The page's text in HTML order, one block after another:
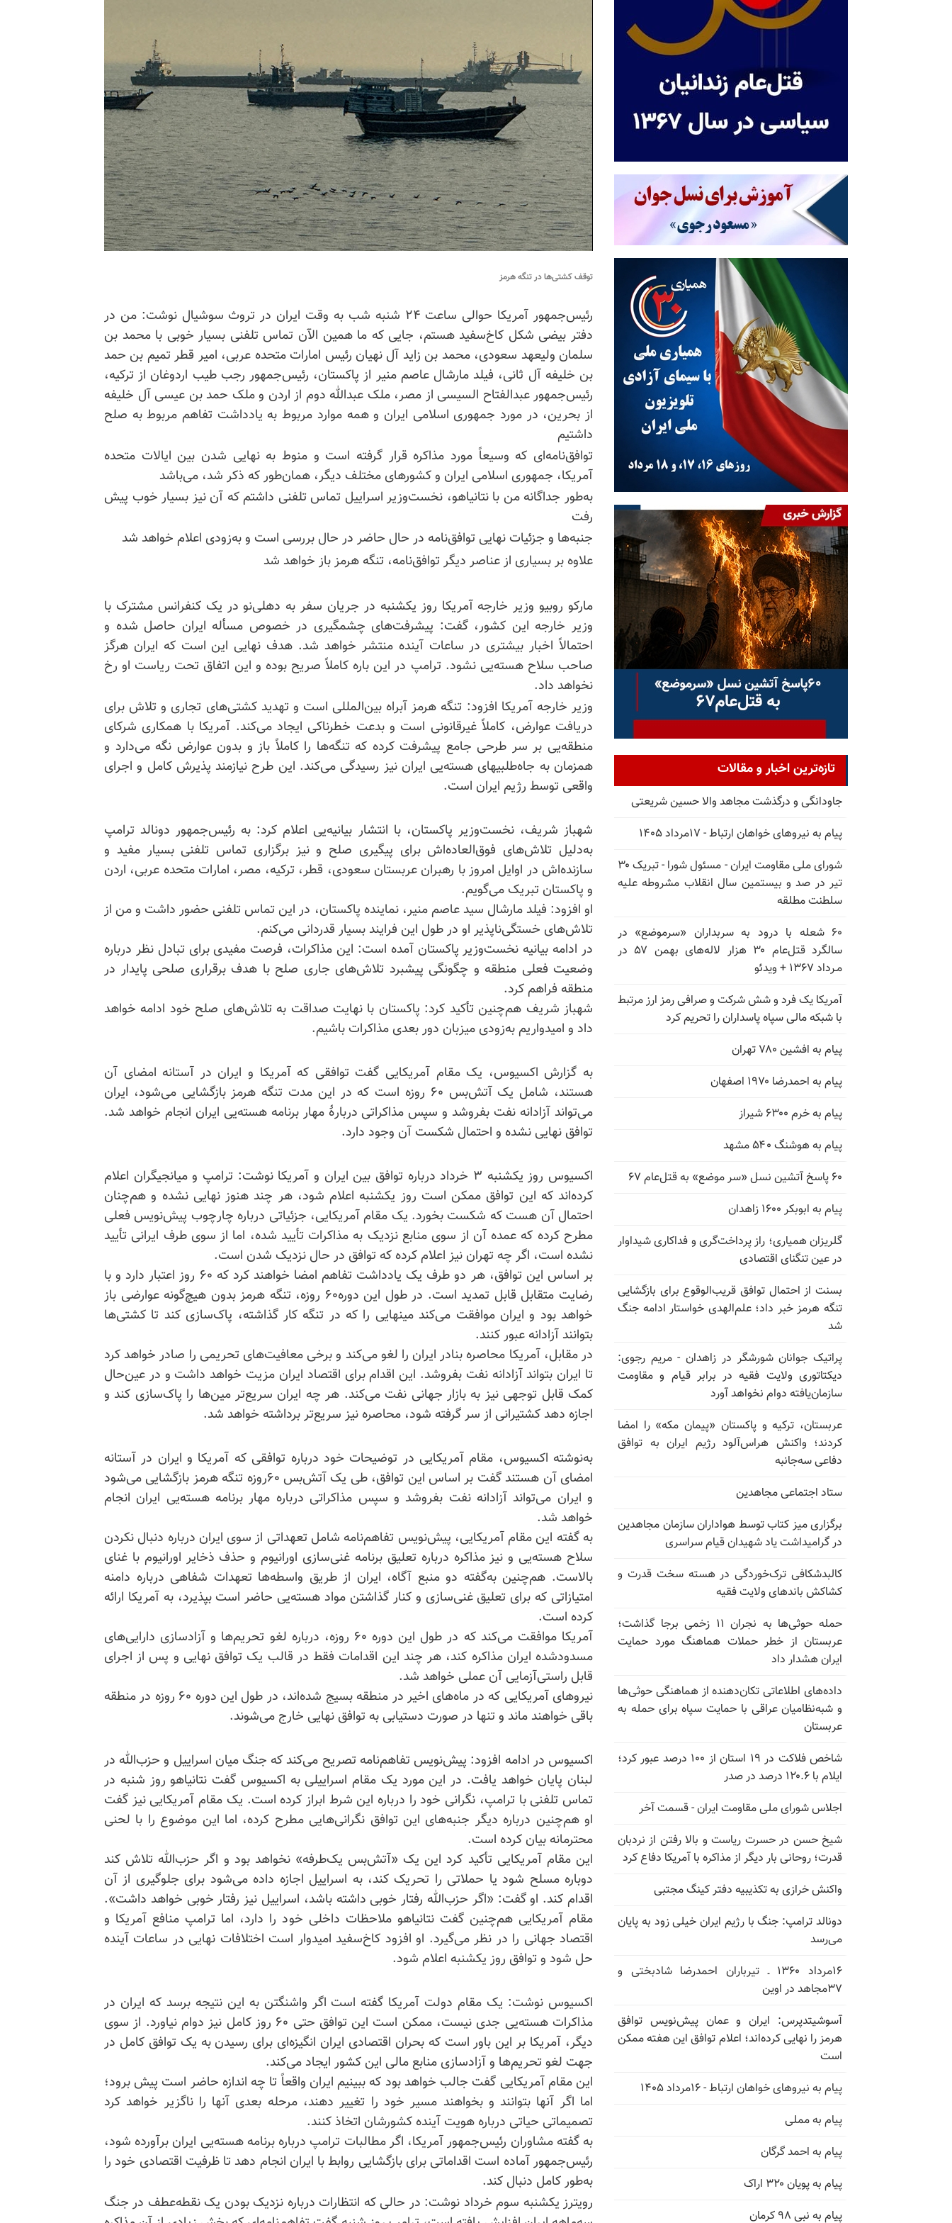
توقف کشتی‌ها در تنگه هرمز
رئیس‌جمهور آمریکا حوالی ساعت ۲۴ شنبه شب به وقت ایران در تروث سوشیال نوشت: من در
دفتر بیضی شکل کاخ‌سفید هستم، جایی که ما همین الآن تماس تلفنی بسیار خوبی با محمد بن
سلمان ولیعهد سعودی، محمد بن زاید آل نهیان رئیس امارات متحده عربی، امیر قطر تمیم بن حمد
بن خلیفه آل ثانی، فیلد مارشال عاصم منیر از پاکستان، رئیس‌جمهور رجب طیب اردوغان از ترکیه،
رئیس‌جمهور عبدالفتاح السیسی از مصر، ملک عبدالله دوم از اردن و ملک حمد بن عیسی آل خلیفه
از بحرین، در مورد جمهوری اسلامی ایران و همه موارد مربوط به یادداشت تفاهم مربوط به صلح
داشتیم
توافق‌نامه‌ای که وسیعاً مورد مذاکره قرار گرفته است و منوط به نهایی شدن بین ایالات متحده
آمریکا، جمهوری اسلامی ایران و کشورهای مختلف دیگر، همان‌طور که ذکر شد، می‌باشد
به‌طور جداگانه من با نتانیاهو، نخست‌وزیر اسراییل تماس تلفنی داشتم که آن نیز بسیار خوب پیش
رفت
جنبه‌ها و جزئیات نهایی توافق‌نامه در حال حاضر در حال بررسی است و به‌زودی اعلام خواهد شد
علاوه بر بسیاری از عناصر دیگر توافق‌نامه، تنگه هرمز باز خواهد شد
مارکو روبیو وزیر خارجه آمریکا روز یکشنبه در جریان سفر به دهلی‌نو در یک کنفرانس مشترک با
وزیر خارجه این کشور، گفت: پیشرفت‌های چشمگیری در خصوص مسأله ایران حاصل شده و
احتمالاً اخبار بیشتری در ساعات آینده منتشر خواهد شد. هدف نهایی این است که ایران هرگز
صاحب سلاح هسته‌یی نشود. ترامپ در این باره کاملاً صریح بوده و این اتفاق تحت ریاست او رخ
نخواهد داد.
وزیر خارجه آمریکا افزود: تنگه هرمز آبراه بین‌المللی است و تهدید کشتی‌های تجاری و تلاش برای
دریافت عوارض، کاملاً غیرقانونی است و بدعت خطرناکی ایجاد می‌کند. آمریکا با همکاری شرکای
منطقه‌یی بر سر طرحی جامع پیشرفت کرده که تنگه‌ها را کاملاً باز و بدون عوارض نگه می‌دارد و
همزمان به جاه‌طلبیهای هسته‌یی ایران نیز رسیدگی می‌کند. این طرح نیازمند پذیرش کامل و اجرای
واقعی توسط رژیم ایران است.
شهباز شریف، نخست‌وزیر پاکستان، با انتشار بیانیه‌یی اعلام کرد: به رئیس‌جمهور دونالد ترامپ
به‌دلیل تلاش‌های فوق‌العاده‌اش برای پیگیری صلح و نیز برگزاری تماس تلفنی بسیار مفید و
سازنده‌اش در اوایل امروز با رهبران عربستان سعودی، قطر، ترکیه، مصر، امارات متحده عربی، اردن
و پاکستان تبریک می‌گویم.
او افزود: فیلد مارشال سید عاصم منیر، نماینده پاکستان، در این تماس تلفنی حضور داشت و من از
تلاش‌های خستگی‌ناپذیر او در طول این فرایند بسیار قدردانی می‌کنم.
در ادامه بیانیه نخست‌وزیر پاکستان آمده است: این مذاکرات، فرصت مفیدی برای تبادل نظر درباره
وضعیت فعلی منطقه و چگونگی پیشبرد تلاش‌های جاری صلح با هدف برقراری صلحی پایدار در
منطقه فراهم کرد.
شهباز شریف هم‌چنین تأکید کرد: پاکستان با نهایت صداقت به تلاش‌های صلح خود ادامه خواهد
داد و امیدواریم به‌زودی میزبان دور بعدی مذاکرات باشیم.
به گزارش اکسیوس، یک مقام آمریکایی گفت توافقی که آمریکا و ایران در آستانه امضای آن
هستند، شامل یک آتش‌بس ۶۰ روزه است که در این مدت تنگه هرمز بازگشایی می‌شود، ایران
می‌تواند آزادانه نفت بفروشد و سپس مذاکراتی دربارهٔ مهار برنامه هسته‌یی ایران انجام خواهد شد.
توافق نهایی نشده و احتمال شکست آن وجود دارد.
اکسیوس روز یکشنبه ۳ خرداد درباره توافق بین ایران و آمریکا نوشت: ترامپ و میانجیگران اعلام
کرده‌اند که این توافق ممکن است روز یکشنبه اعلام شود، هر چند هنوز نهایی نشده و هم‌چنان
احتمال آن هست که شکست بخورد. یک مقام آمریکایی، جزئیاتی درباره چارچوب پیش‌نویس فعلی
مطرح کرده که عمده آن از سوی منابع نزدیک به مذاکرات تأیید شده، اما از سوی طرف ایرانی تأیید
نشده است، اگر چه تهران نیز اعلام کرده که توافق در حال نزدیک شدن است.
بر اساس این توافق، هر دو طرف یک یادداشت تفاهم امضا خواهند کرد که ۶۰ روز اعتبار دارد و با
رضایت متقابل قابل تمدید است. در طول این دوره۶۰ روزه، تنگه هرمز بدون هیچ‌گونه عوارضی باز
خواهد بود و ایران موافقت می‌کند مینهایی را که در تنگه کار گذاشته، پاک‌سازی کند تا کشتی‌ها
بتوانند آزادانه عبور کنند.
در مقابل، آمریکا محاصره بنادر ایران را لغو می‌کند و برخی معافیت‌های تحریمی را صادر خواهد کرد
تا ایران بتواند آزادانه نفت بفروشد. این اقدام برای اقتصاد ایران مزیت خواهد داشت و در عین‌حال
کمک قابل توجهی نیز به بازار جهانی نفت می‌کند. هر چه ایران سریع‌تر مین‌ها را پاک‌سازی کند و
اجازه دهد کشتیرانی از سر گرفته شود، محاصره نیز سریع‌تر برداشته خواهد شد.
به‌نوشته اکسیوس، مقام آمریکایی در توضیحات خود درباره توافقی که آمریکا و ایران در آستانه
امضای آن هستند گفت بر اساس این توافق، طی یک آتش‌بس ۶۰روزه تنگه هرمز بازگشایی می‌شود
و ایران می‌تواند آزادانه نفت بفروشد و سپس مذاکراتی درباره مهار برنامه هسته‌یی ایران انجام
خواهد شد.
به گفته این مقام آمریکایی، پیش‌نویس تفاهم‌نامه شامل تعهداتی از سوی ایران درباره دنبال نکردن
سلاح هسته‌یی و نیز مذاکره درباره تعلیق برنامه غنی‌سازی اورانیوم و حذف ذخایر اورانیوم با غنای
بالاست. هم‌چنین به‌گفته دو منبع آگاه، ایران از طریق واسطه‌ها تعهدات شفاهی درباره دامنه
امتیازاتی که برای تعلیق غنی‌سازی و کنار گذاشتن مواد هسته‌یی حاضر است بپذیرد، به آمریکا ارائه
کرده است.
آمریکا موافقت می‌کند که در طول این دوره ۶۰ روزه، درباره لغو تحریم‌ها و آزادسازی دارایی‌های
مسدودشده ایران مذاکره کند، هر چند این اقدامات فقط در قالب یک توافق نهایی و پس از اجرای
قابل راستی‌آزمایی آن عملی خواهد شد.
نیروهای آمریکایی که در ماه‌های اخیر در منطقه بسیج شده‌اند، در طول این دوره ۶۰ روزه در منطقه
باقی خواهند ماند و تنها در صورت دستیابی به توافق نهایی خارج می‌شوند.
اکسیوس در ادامه افزود: پیش‌نویس تفاهم‌نامه تصریح می‌کند که جنگ میان اسراییل و حزب‌الله در
لبنان پایان خواهد یافت. در این مورد یک مقام اسراییلی به اکسیوس گفت نتانیاهو روز شنبه در
تماس تلفنی با ترامپ، نگرانی خود را درباره این شرط ابراز کرده است. یک مقام آمریکایی نیز گفت
او هم‌چنین درباره دیگر جنبه‌های این توافق نگرانی‌هایی مطرح کرده، اما این موضوع را با لحنی
محترمانه بیان کرده است.
این مقام آمریکایی تأکید کرد این یک «آتش‌بس یک‌طرفه» نخواهد بود و اگر حزب‌الله تلاش کند
دوباره مسلح شود یا حملاتی را تحریک کند، به اسراییل اجازه داده می‌شود برای جلوگیری از آن
اقدام کند. او گفت: «اگر حزب‌الله رفتار خوبی داشته باشد، اسراییل نیز رفتار خوبی خواهد داشت».
مقام آمریکایی هم‌چنین گفت نتانیاهو ملاحظات داخلی خود را دارد، اما ترامپ منافع آمریکا و
اقتصاد جهانی را در نظر می‌گیرد. او افزود کاخ‌سفید امیدوار است اختلافات نهایی در ساعات آینده
حل شود و توافق روز یکشنبه اعلام شود.
اکسیوس نوشت: یک مقام دولت آمریکا گفته است اگر واشنگتن به این نتیجه برسد که ایران در
مذاکرات هسته‌یی جدی نیست، ممکن است این توافق حتی ۶۰ روز کامل نیز دوام نیاورد. از سوی
دیگر، آمریکا بر این باور است که بحران اقتصادی ایران انگیزه‌ای برای رسیدن به یک توافق کامل در
جهت لغو تحریم‌ها و آزادسازی منابع مالی این کشور ایجاد می‌کند.
این مقام آمریکایی گفت جالب خواهد بود که ببینیم ایران واقعاً تا چه اندازه حاضر است پیش برود؛
اما اگر آنها بتوانند و بخواهند مسیر خود را تغییر دهند، مرحله بعدی آنها را ناگزیر خواهد کرد
تصمیماتی حیاتی درباره هویت آینده کشورشان اتخاذ کنند.
به گفته مشاوران رئیس‌جمهور آمریکا، اگر مطالبات ترامپ درباره برنامه هسته‌یی ایران برآورده شود،
رئیس‌جمهور آماده است اقداماتی برای بازگشایی روابط با ایران انجام دهد تا ظرفیت اقتصادی خود را
به‌طور کامل دنبال کند.
رویترز یکشنبه سوم خرداد نوشت: در حالی که انتظارات درباره نزدیک بودن یک نقطه‌عطف در جنگ
تازه‌ترین اخبار و مقالات
جاودانگی و درگذشت مجاهد والا حسین شریعتی
پیام به نیروهای خواهان ارتباط - ۱۷مرداد ۱۴۰۵
شورای ملی مقاومت ایران - مسئول شورا - تبریک ۳۰
تیر در صد و بیستمین سال انقلاب مشروطه علیه
سلطنت مطلقه
۶۰ شعله با درود به سربداران «سرموضع» در
سالگرد قتل‌عام ۳۰ هزار لاله‌های بهمن ۵۷ در
مـرداد ۱۳۶۷ + ویدئو
آمریکا یک فرد و شش شرکت و صرافی رمز ارز مرتبط
با شبکه مالی سپاه پاسداران را تحریم کرد
پیام به افشین ۷۸۰ تهران
پیام به احمدرضا ۱۹۷۰ اصفهان
پیام به خرم ۶۳۰۰ شیراز
پیام به هوشنگ ۵۴۰ مشهد
۶۰ پاسخ آتشین نسل «سر موضع» به قتل‌عام ۶۷
پیام به ابوبکر ۱۶۰۰ زاهدان
گلریزان همیاری؛ راز پرداخت‌گری و فداکاری شیداوار
در عین تنگنای اقتصادی
بسنت از احتمال توافق قریب‌الوقوع برای بازگشایی
تنگه هرمز خبر داد؛ علم‌الهدی خواستار ادامه جنگ
شد
پراتیک جوانان شورشگر در زاهدان - مریم رجوی:
دیکتاتوری ولایت فقیه در برابر قیام و مقاومت
سازمان‌یافته دوام نخواهد آورد
عربستان، ترکیه و پاکستان «پیمان مکه» را امضا
کردند؛ واکنش هراس‌آلود رژیم ایران به توافق
دفاعی سه‌جانبه
ستاد اجتماعی مجاهدین
برگزاری میز کتاب توسط هواداران سازمان مجاهدین
در گرامیداشت یاد شهیدان قیام سراسری
کالبدشکافی ترک‌خوردگی در هسته سخت قدرت و
کشاکش باندهای ولایت فقیه
حمله حوثی‌ها به نجران ۱۱ زخمی برجا گذاشت؛
عربستان از خطر حملات هماهنگ مورد حمایت
ایران هشدار داد
داده‌های اطلاعاتی تکان‌دهنده از هماهنگی حوثی‌ها
و شبه‌نظامیان عراقی با حمایت سپاه برای حمله به
عربستان
شاخص فلاکت در ۱۹ استان از ۱۰۰ درصد عبور کرد؛
ایلام با ۱۲۰.۶ درصد در صدر
اجلاس شورای ملی مقاومت ایران - قسمت آخر
شیخ حسن در حسرت ریاست و بالا رفتن از نردبان
قدرت؛ روحانی بار دیگر از مذاکره با آمریکا دفاع کرد
واکنش خرازی به تکذیبیه دفتر کینگ مجتبی
دونالد ترامپ: جنگ با رژیم ایران خیلی زود به پایان
می‌رسد
۱۶مرداد ۱۳۶۰ ـ تیرباران احمدرضا شادبختی و
۳۷مجاهد در اوین
آسوشیتدپرس: ایران و عمان پیش‌نویس توافق
هرمز را نهایی کرده‌اند؛ اعلام توافق این هفته ممکن
است
پیام به نیروهای خواهان ارتباط - ۱۶مرداد ۱۴۰۵
پیام به مملی
پیام به احمد گرگان
پیام به پویان ۳۲۰ اراک
پیام به نبی ۹۸ کرمان